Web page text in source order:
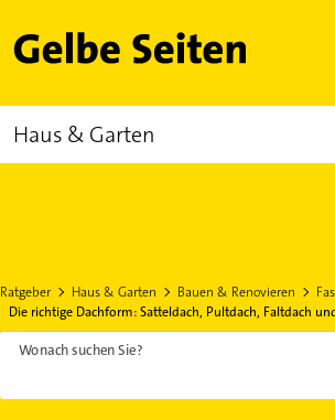
Gelbe Seiten
Haus & Garten
Ratgeber Haus & Garten Bauen & Renovieren
Die richtige Dachform: Satteldach, Pultdach, Faltdach
Wonach suchen Sie?